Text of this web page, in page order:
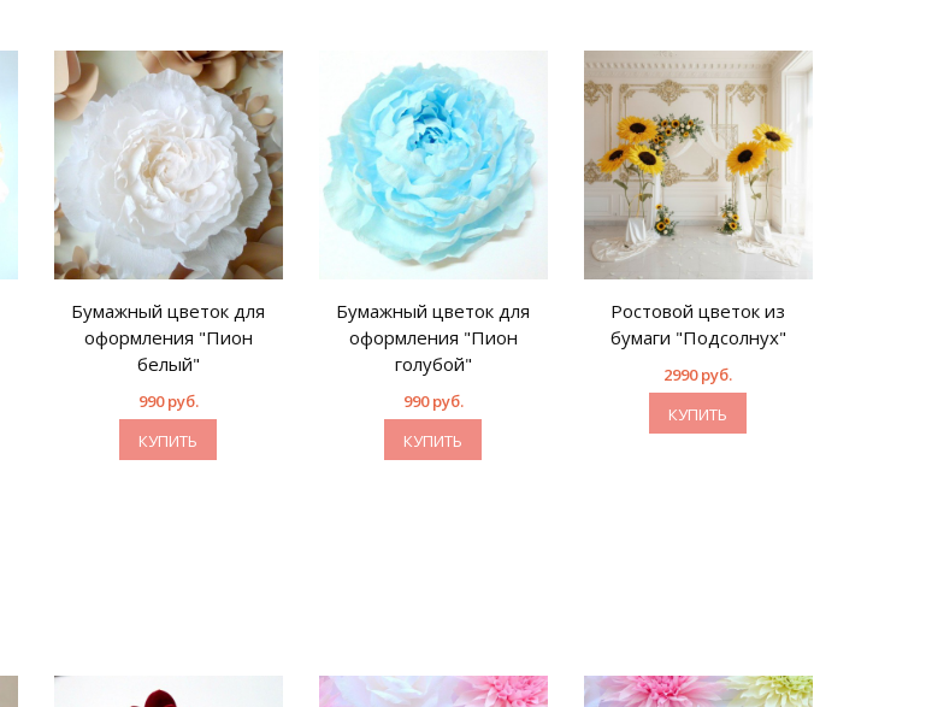
Бумажный цветок для
оформления "Пион
белый"
990 руб.
КУПИТЬ
Бумажный цветок для
оформления "Пион
голубой"
990 руб.
КУПИТЬ
Ростовой цветок из
бумаги "Подсолнух"
2990 руб.
КУПИТЬ